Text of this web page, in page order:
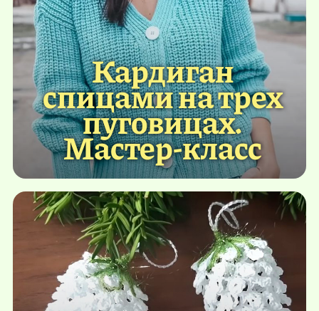
Кардиган
спицами на трех
пуговицах.
Мастер-класс